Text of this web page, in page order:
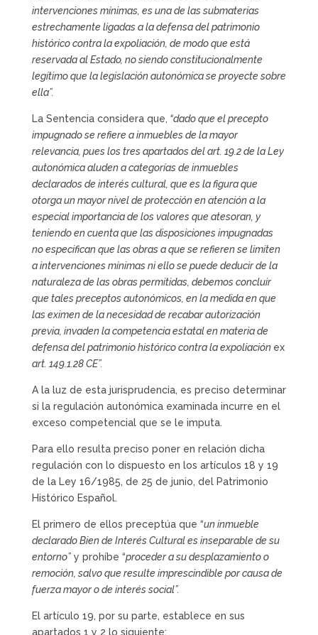
intervenciones mínimas, es una de las submaterias
estrechamente ligadas a la defensa del patrimonio
histórico contra la expoliación, de modo que está
reservada al Estado, no siendo constitucionalmente
legítimo que la legislación autonómica se proyecte sobre
ella”.
La Sentencia considera que, “dado que el precepto
impugnado se refiere a inmuebles de la mayor
relevancia, pues los tres apartados del art. 19.2 de la Ley
autonómica aluden a categorías de inmuebles
declarados de interés cultural, que es la figura que
otorga un mayor nivel de protección en atención a la
especial importancia de los valores que atesoran, y
teniendo en cuenta que las disposiciones impugnadas
no especifican que las obras a que se refieren se limiten
a intervenciones mínimas ni ello se puede deducir de la
naturaleza de las obras permitidas, debemos concluir
que tales preceptos autonómicos, en la medida en que
las eximen de la necesidad de recabar autorización
previa, invaden la competencia estatal en materia de
defensa del patrimonio histórico contra la expoliación ex
art. 149.1.28 CE”.
A la luz de esta jurisprudencia, es preciso determinar
si la regulación autonómica examinada incurre en el
exceso competencial que se le imputa.
Para ello resulta preciso poner en relación dicha
regulación con lo dispuesto en los artículos 18 y 19
de la Ley 16/1985, de 25 de junio, del Patrimonio
Histórico Español.
El primero de ellos preceptúa que “un inmueble
declarado Bien de Interés Cultural es inseparable de su
entorno”y prohíbe “proceder a su desplazamiento o
remoción, salvo que resulte imprescindible por causa de
fuerza mayor o de interés social”.
El artículo 19, por su parte, establece en sus
apartados 1 y 2 lo siguiente: